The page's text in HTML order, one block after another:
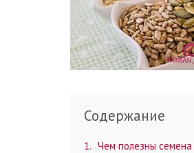
Содержание
1
Чем полезны